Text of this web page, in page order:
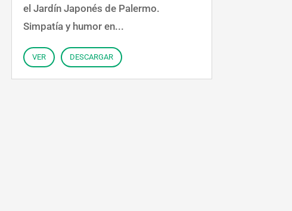
el Jardín Japonés de Palermo.
Simpatía y humor en...
VER DESCARGAR